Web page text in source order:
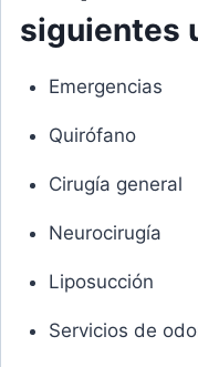
siguientes
Emergencias
Quirófano
Cirugía general
Neurocirugía
Liposucción
Servicios de